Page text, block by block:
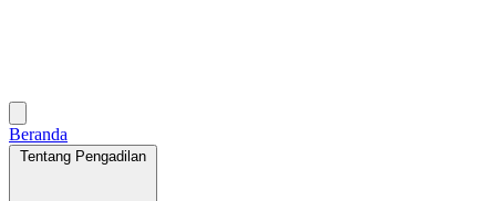
Beranda
Tentang Pengadilan